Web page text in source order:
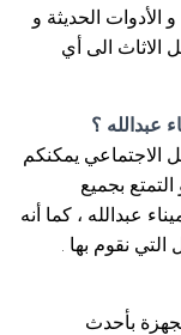
الحديثة و
الاثاث الى أي
؟
الاجتماعي يمكنكم
بجميع
عبدالله ، كما أنه
نقوم بها .
بأحدث